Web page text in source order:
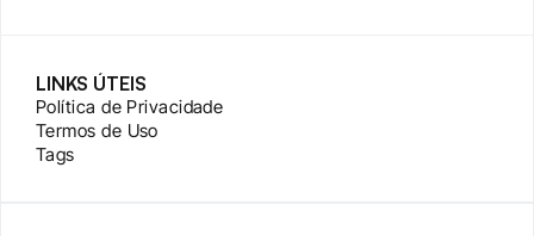
LINKS ÚTEIS
Política de Privacidade
Termos de Uso
Tags